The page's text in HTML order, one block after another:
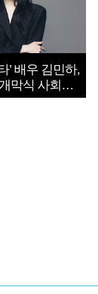
’ 배우 김민하,
막식 사회자